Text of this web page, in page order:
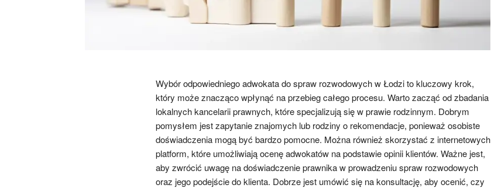
Wybór odpowiedniego adwokata do spraw rozwodowych w Łodzi to kluczowy krok,
który może znacząco wpłynąć na przebieg całego procesu. Warto zacząć od zbadania
lokalnych kancelarii prawnych, które specjalizują się w prawie rodzinnym. Dobrym
pomysłem jest zapytanie znajomych lub rodziny o rekomendacje, ponieważ osobiste
doświadczenia mogą być bardzo pomocne. Można również skorzystać z internetowych
platform, które umożliwiają ocenę adwokatów na podstawie opinii klientów. Ważne jest,
aby zwrócić uwagę na doświadczenie prawnika w prowadzeniu spraw rozwodowych
oraz jego podejście do klienta. Dobrze jest umówić się na konsultację, aby ocenić, czy